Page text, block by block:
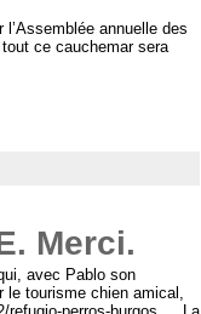
annuelle des
ce cauchemar sera
Merci.
avec Pablo son
le tourisme chien amical,